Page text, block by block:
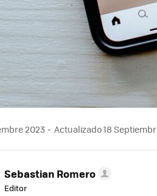
2023 Actualizado 18
Sebastian Romero
Editor